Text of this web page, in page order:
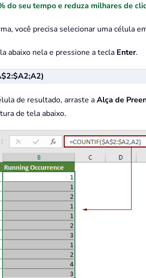
do seu tempo e reduza milhares de
você precisa selecionar uma célula
abaixo nela e pressione a tecla Enter.
de resultado, arraste aAlça de
de tela abaixo.